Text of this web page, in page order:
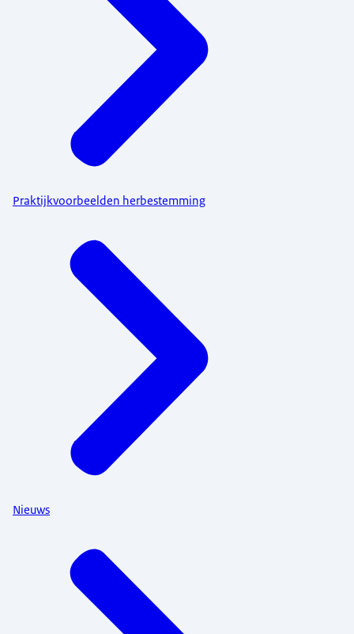
Praktijkvoorbeelden herbestemming
Nieuws